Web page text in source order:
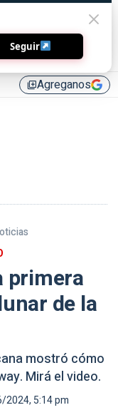
library_addAgreganos
primera
de la
mostró cómo
Mirá el video.
2024, 5:14 pm
Seguir